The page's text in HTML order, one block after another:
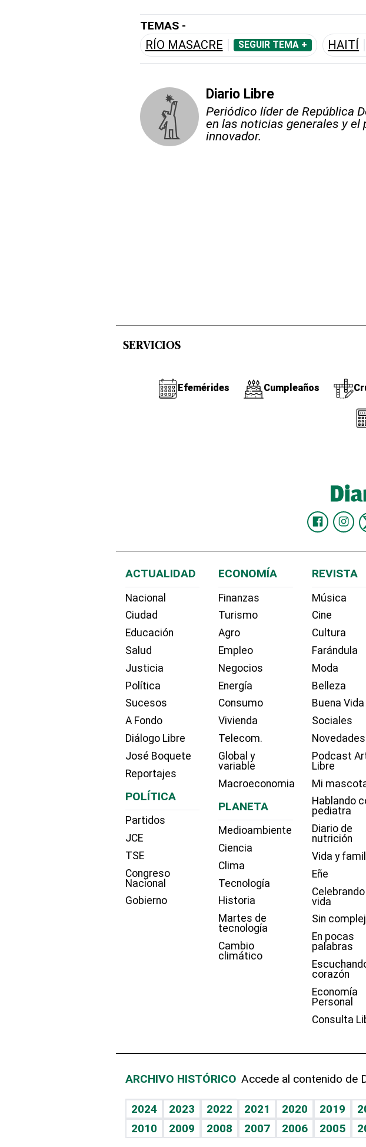
TEMAS -
RÍO MASACRE SEGUIR TEMA + HAITÍ
Diario Libre
Periódico líder de República
en las noticias generales y el
innovador.
SERVICIOS
Efemérides Cumpleaños
ACTUALIDAD
Nacional
Ciudad
Educación
Salud
Justicia
Política
Sucesos
A Fondo
Diálogo Libre
José Boquete
Reportajes
POLÍTICA
Partidos
JCE
TSE
Congreso
Nacional
Gobierno
ECONOMÍA
Finanzas
Turismo
Agro
Empleo
Negocios
Energía
Consumo
Vivienda
Telecom.
Global y
variable
Macroeconomia
PLANETA
Medioambiente
Ciencia
Clima
Tecnología
Historia
Martes de
tecnología
Cambio
climático
REVISTA
Música
Cine
Cultura
Farándula
Moda
Belleza
Buena Vida
Sociales
Novedades
Podcast
Libre
Mi
Hablando
pediatra
Diario de
nutrición
Vida y
Eñe
vida
Sin
En pocas
palabras
corazón
Economía
Personal
Consulta
ARCHIVO HISTÓRICO Accede al contenido de
2024 2023 2022 2021 2020 2019
2010
2009 2008 2007 2006 2005